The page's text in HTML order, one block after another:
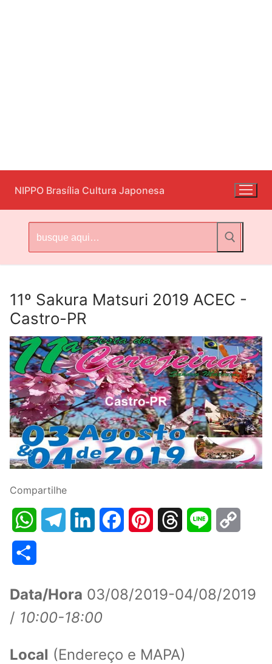
para
o
conteúdo
NIPPO Brasília Cultura Japonesa
por:
11º Sakura Matsuri 2019 ACEC -
Castro-PR
Compartilhe
WhatsAppTelegramLinkedInFacebookPinterestThreads Line
Data/Hora 03/08/2019-04/08/2019
/ 10:00-18:00
Local (Endereço e MAPA)